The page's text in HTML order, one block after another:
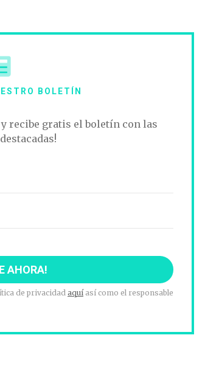
BOLETÍN
y recibe gratis el boletín con las
de privacidad aquíasí como el responsable